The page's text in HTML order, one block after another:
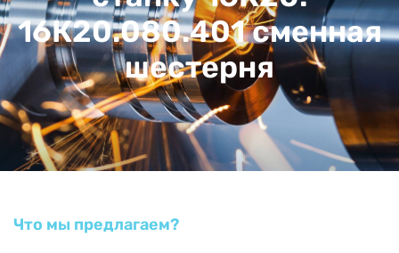
16К20.080.401 сменная
шестерня
Что мы предлагаем?